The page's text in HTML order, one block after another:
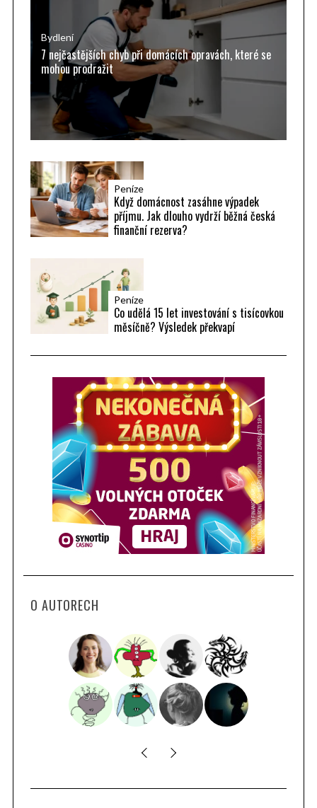
Bydlení
7 nejčastějších chyb při domácích opravách, které se
mohou prodražit
Peníze
Když domácnost zasáhne výpadek
příjmu. Jak dlouho vydrží běžná česká
finanční rezerva?
Peníze
Co udělá 15 let investování s tisícovkou
měsíčně? Výsledek překvapí
O AUTORECH